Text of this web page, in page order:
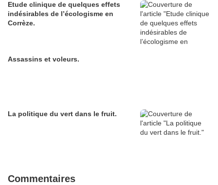
Etude clinique de quelques effets
indésirables de l’écologisme en
Corrèze.
Assassins et voleurs.
La politique du vert dans le fruit.
Commentaires